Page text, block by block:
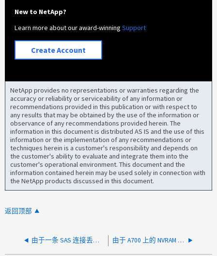
New to NetApp?
Learn more about our award-winningSupport
Create Account
NetApp provides no representations or warranties regarding the
accuracy or reliability or serviceability of any information or
recommendations provided in this publication or with respect to
any results that may be obtained by the use of the information or
observance of any recommendations provided herein. The
information in this document is distributed AS IS and the use of this
information or the implementation of any recommendations or
techniques herein is a customer's responsibility and depends on
the customer's ability to evaluate and integrate them into the
customer's operational environment. This document and the
information contained herein may be used solely in connection with
the NetApp products discussed in this document.
返回顶部
由于一条 SAS 连接丢失，系统显示单路径 HA 由于 A700 上的 NVRAM 电池电量过低，系统关闭